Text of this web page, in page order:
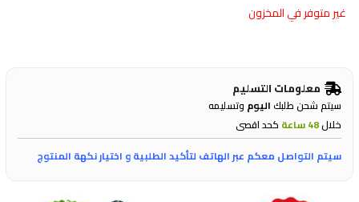
غير متوفر في المخزون
معلومات التسليم
سيتم شحن طلبكاليوم وتسليمه
خلال48 ساعة
كحد اقصى
سيتم التواصل معكم عبر الهاتف لتأكيد الطلبية و اختيار نكهة المنتوج